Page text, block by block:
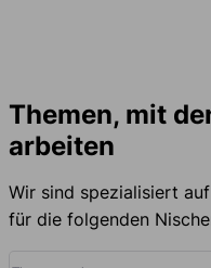
Themen, mit
arbeiten
Wir sind spezialisiert
für die folgenden